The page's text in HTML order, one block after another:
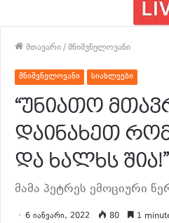
მთავარი/მნიშვნელოვანი
მნიშვნელოვანი სიახლეები
“უნიათო
დაინახეთ
და ხალხს შია!”
მამა პეტრეს ემოციური
6 იანვარი, 2022 80 1